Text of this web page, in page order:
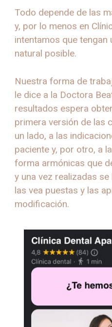
Todo depende de las
y, por lo menos en
intentamos que tengan
natural posible.
Nuestra forma de
le dice a la Doctora
resultados espera
primera versión de las
un lado, a las
paciente y, por otro, a
forma armónicas que
y una vez realizadas
las vea puestas y las
modificación.